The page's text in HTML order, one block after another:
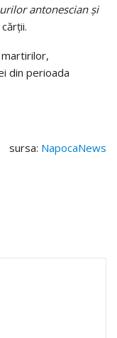
antonescian şi
din perioada
sursa: NapocaNews